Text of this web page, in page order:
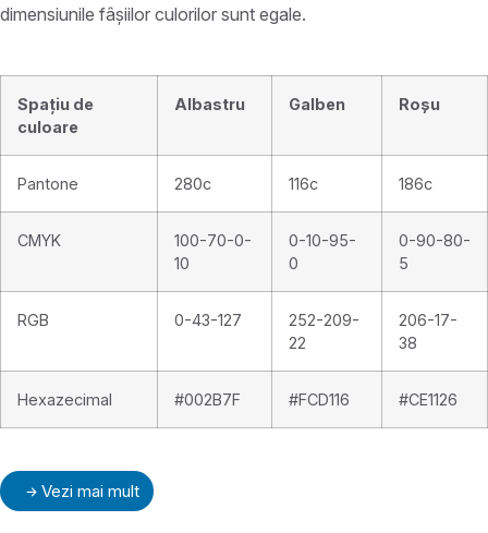
dimensiunile fâșiilor culorilor sunt egale.
Spațiu de
culoare
Albastru Galben Roșu
Pantone 280c 116c 186c
CMYK
100-70-0-
10
0-10-95-
0
0-90-80-
5
RGB 0-43-127
252-209-
22
206-17-
38
Hexazecimal #002B7F #FCD116 #CE1126
Vezi mai mult